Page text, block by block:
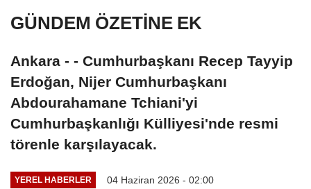
GÜNDEM ÖZETİNE EK
Ankara - - Cumhurbaşkanı Recep Tayyip
Erdoğan, Nijer Cumhurbaşkanı
Abdourahamane Tchiani'yi
Cumhurbaşkanlığı Külliyesi'nde resmi
törenle karşılayacak.
YEREL HABERLER 04 Haziran 2026 - 02:00